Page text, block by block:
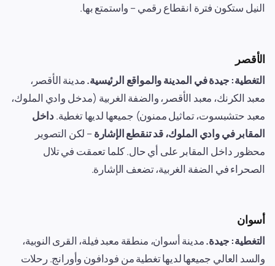
النيل ستكون فترة انقطاع رقمي – واستمتع بها.
الأقصر
التغطية: جيدة في المدينة والمواقع الرئيسية.مدينة الأقصر،
معبد الكرنك، معبد الأقصر، والضفة الغربية (مدخل وادي الملوك،
معبد حتشبسوت، تماثيل ممنون) جميعها لديها تغطية.داخل
المقابر في وادي الملوك، قد تنقطع الإشارة– لكن التصوير
محظور داخل المقابر على أي حال. كلما تعمقت في تلال
الصحراء في الضفة الغربية، تضعف الإشارة.
أسوان
التغطية: جيدة.مدينة أسوان، منطقة معبد فيلة، القرى النوبية،
والسد العالي جميعها لديها تغطية من فودافون وأورانج. رحلات